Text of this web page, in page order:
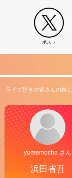
ポスト
ライブ好きの皆さんの推
yumemocha さん
浜田省吾